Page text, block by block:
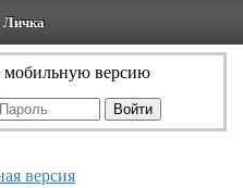
Личка
версию
версия